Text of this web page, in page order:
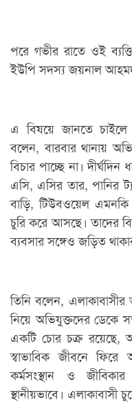
পরে গভীর রাতে ওই
ইউপি সদস্য জয়নাল
এ বিষয়ে জানতে
বলেন, বারবার থানায়
বিচার পাচ্ছে না।
এসি, এসির তার, পানির
বাড়ি, টিউবওয়েল এমনকি
চুরি করে আসছে। তাদের
ব্যবসার সঙ্গেও জড়িত
তিনি বলেন, এলাকাবাসীর
নিয়ে অভিযুক্তদের ডেকে
একটি চোর চক্র রয়েছে,
স্বাভাবিক জীবনে
কর্মসংস্থান ও
স্থানীয়ভাবে। এলাকাবাসী